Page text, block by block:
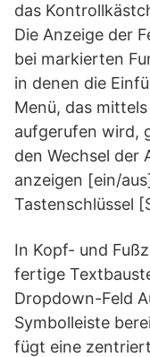
das
Die Anzeige der
bei markierten
in denen die
Menü, das
aufgerufen wird,
den Wechsel der
anzeigen [ein/
Tastenschlüssel
In Kopf- und
fertige
Dropdown-Feld
Symbolleiste
fügt eine